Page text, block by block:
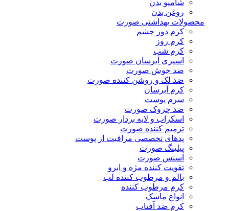
شامپو بدن
روغن بدن
محصولات بهداشتی صورت
کرم دور چشم
کرم روز
کرم شب
اسپری آبرسان صورت
ضد جوش صورت
ضد لک و روشن کننده صورت
کرم آبرسان
سرم پوست
ضد چروک صورت
اسکراب و لایه بردار صورت
ترمیم کننده صورت
پدهای تخصصی مراقبت از پوست
پیلینگ صورت
اسنس صورت
تقویت کننده مژه و ابرو
بالم و مرطوب کننده لب
کرم مرطوب کننده
انواع ماسک
کرم ضد آفتاب